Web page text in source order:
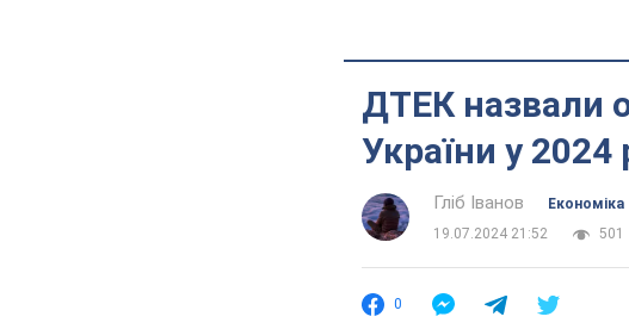
ДТЕК назвали
України у 2024
Гліб Іванов
Економіка
19.07.2024 21:52
501
0